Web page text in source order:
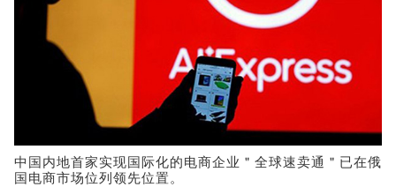
中国内地首家实现国际化的电商企业＂全球速卖通＂已在俄
国电商市场位列领先位置。